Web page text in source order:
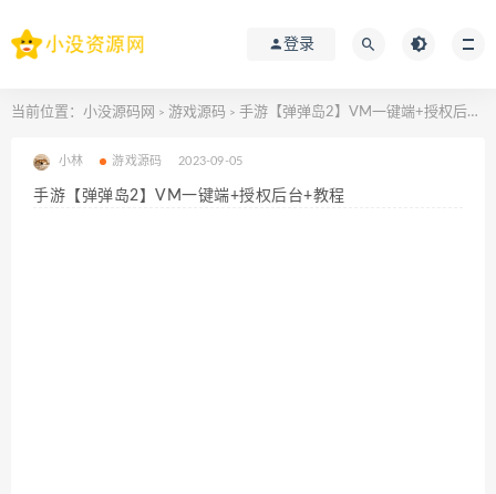
登录
当前位置： 小没源码网 > 游戏源码 > 手游【弹弹岛2】VM一键端+授权后台+教程
小林 游戏源码 2023-09-05
手游【弹弹岛2】VM一键端+授权后台+教程